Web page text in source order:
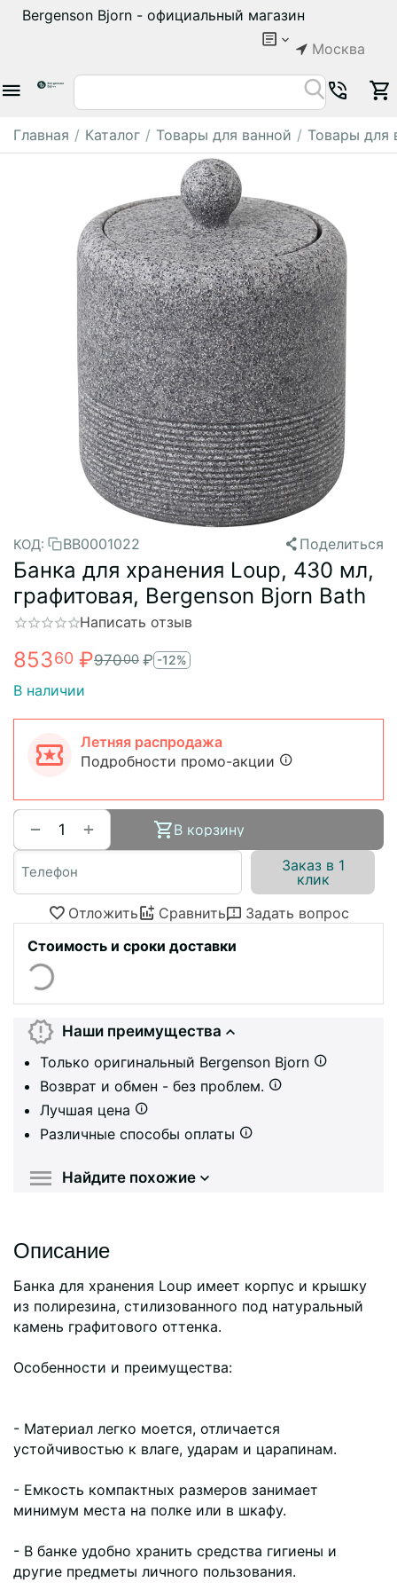
Bergenson Bjorn - официальный магазин
Москва
Главная / Каталог / Товары для ванной / Товары для
КОД: BB0001022 Поделиться
Банка для хранения Loup, 430 мл,
графитовая, Bergenson Bjorn Bath
Написать отзыв
85360 ₽97000 ₽ -12%
В наличии
Летняя распродажа
Подробности промо-акции
+
−
В корзину
Заказ в 1
клик
Отложить
Сравнить
Задать вопрос
Стоимость и сроки доставки
Наши преимущества
Только оригинальный Bergenson Bjorn
Возврат и обмен - без проблем.
Лучшая цена
Различные способы оплаты
Найдите похожие
Описание
Банка для хранения Loup имеет корпус и крышку
из полирезина, стилизованного под натуральный
камень графитового оттенка.
Особенности и преимущества:
- Материал легко моется, отличается
устойчивостью к влаге, ударам и царапинам.
- Емкость компактных размеров занимает
минимум места на полке или в шкафу.
- В банке удобно хранить средства гигиены и
другие предметы личного пользования.